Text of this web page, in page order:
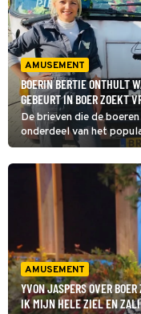
AMUSEMENT
BOERIN BERTIE ONTHULT
GEBEURT IN BOER ZOEKT
De brieven die de
onderdeel van het
Bertie, die in 2014
RTL Boulevard een
AMUSEMENT
YVON JASPERS OVER
IK MIJN HELE ZIEL EN